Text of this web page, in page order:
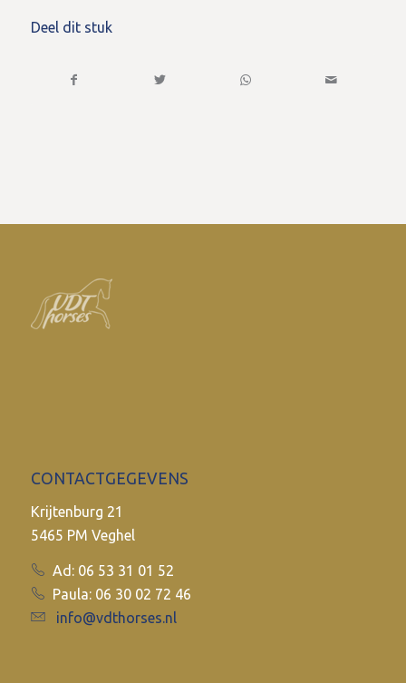
Deel dit stuk
CONTACTGEGEVENS
Krijtenburg 21
5465 PM Veghel
Ad: 06 53 31 01 52
Paula: 06 30 02 72 46
info@vdthorses.nl